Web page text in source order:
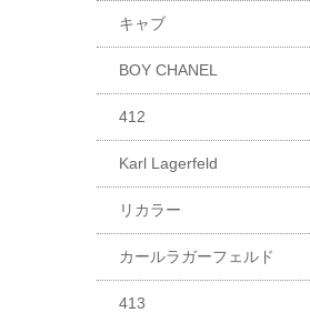
キャブ
BOY CHANEL
412
Karl Lagerfeld
リカラー
カールラガーフェルド
413